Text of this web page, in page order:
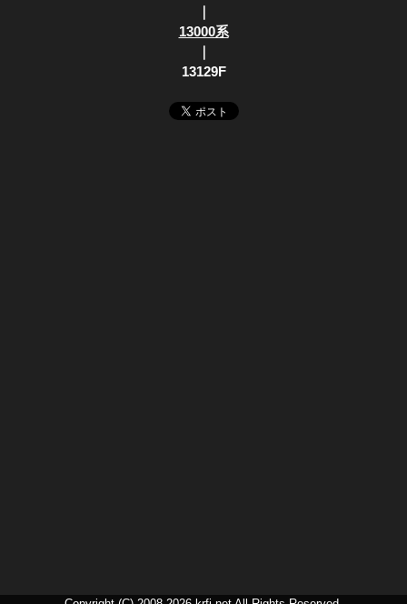
｜
13000系
｜
13129F